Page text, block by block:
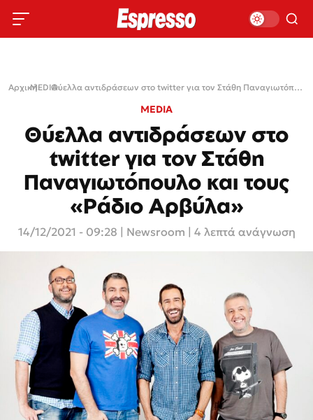
Αρχική›
MEDIA› Θύελλα αντιδράσεων στο twitter για τον Στάθη Παναγιωτόπουλο και τους «Ράδιο Αρβύλα»
MEDIA
Θύελλα αντιδράσεων στο
twitter για τον Στάθη
Παναγιωτόπουλο και τους
«Ράδιο Αρβύλα»
14/12/2021 - 09:28 Newsroom | 4 λεπτά ανάγνωση